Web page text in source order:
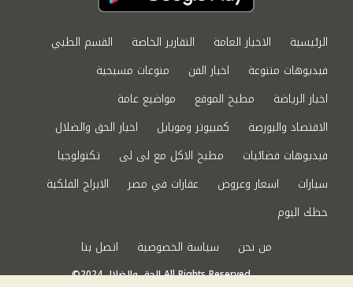
الرئيسية الاخبار العامة التقارير الخاصة
القسم الطبي
فيديوهات متنوعة
اخبار الفن
منوعات مسيحية
اخبار الرياضة
مطبخ الموقع
مواضيع عامة
الاقتصاد والبورصة
كمبيوتر وموبايل
اخبار الحق والضلال
فيديوهات فضائيات
مطبخ الاكل مع لى لى
تكنولوجيا
سيارات
اسعار وعروض عقارات في مصر
الابراج الفلكية
حظك اليوم
من نحن
سياسة الخصوصية اتصل بنا
©2024 الحق والضلال All Rights Reserved.